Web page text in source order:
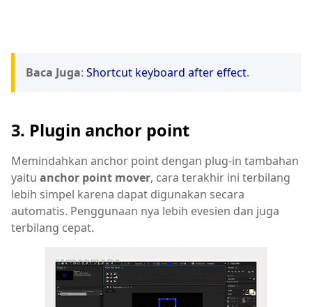
Baca Juga: Shortcut keyboard after effect.
3. Plugin anchor point
Memindahkan anchor point dengan plug-in tambahan
yaitu anchor point mover, cara terakhir ini terbilang
lebih simpel karena dapat digunakan secara
automatis. Penggunaan nya lebih evesien dan juga
terbilang cepat.